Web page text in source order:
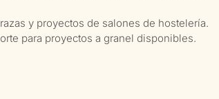
y proyectos de salones de hostelería.
para proyectos a granel disponibles.